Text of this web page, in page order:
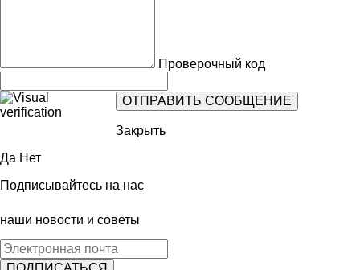
Проверочный код
Закрыть
Да Нет
Подписывайтесь на нас
наши новости и советы